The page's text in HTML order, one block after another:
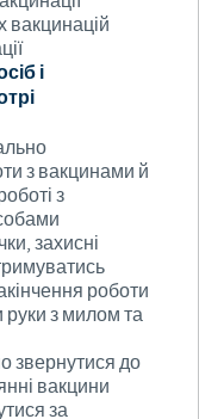
вакцинацій
і
з вакцинами й
з
захисні
роботи
руки з милом та
звернутися до
вакцини
за